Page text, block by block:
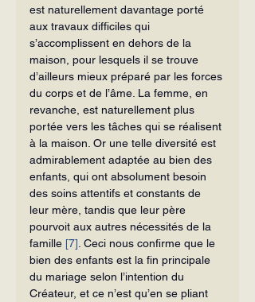
est naturellement davantage porté
aux travaux difficiles qui
s’accomplissent en dehors de la
maison, pour les­quels il se trouve
d’ailleurs mieux préparé par les forces
du corps et de l’âme. La femme, en
revanche, est naturellement plus
portée vers les tâches qui se réalisent
à la maison. Or une telle diversité est
admirablement adaptée au bien des
en­fants, qui ont absolument besoin
des soins attentifs et constants de
leur mère, tandis que leur père
pourvoit aux autres nécessités de la
famille [7] . Ceci nous confirme que le
bien des enfants est la fin principale
du mariage selon l’intention du
Créateur, et ce n’est qu’en se pliant